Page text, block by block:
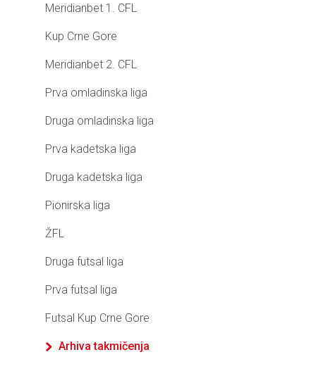
Meridianbet 1. CFL
Kup Crne Gore
Meridianbet 2. CFL
Prva omladinska liga
Druga omladinska liga
Prva kadetska liga
Druga kadetska liga
Pionirska liga
ŽFL
Druga futsal liga
Prva futsal liga
Futsal Kup Crne Gore
Arhiva takmičenja